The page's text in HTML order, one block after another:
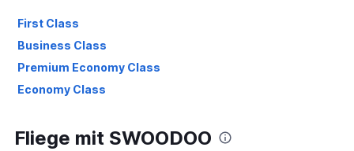
First Class
Business Class
Premium Economy Class
Economy Class
Fliege mit SWOODOO